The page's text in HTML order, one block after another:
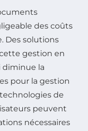
des coûts
Des solutions
gestion en
diminue la
pour la gestion
de
peuvent
nécessaires